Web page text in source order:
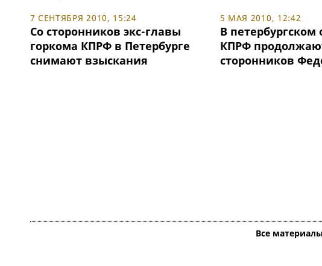
7 СЕНТЯБРЯ 2010, 15:24
Со сторонников экс-главы
горкома КПРФ в Петербурге
снимают взыскания
5 МАЯ 2010, 12:42
В петербургском
КПРФ
сторонников
Все